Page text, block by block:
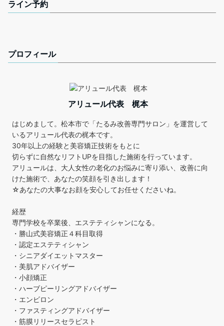
ライン予約
プロフィール
アリュール代表 梶本
はじめまして。松本市で「たるみ改善専門サロン」を運営して
いるアリュール代表の梶本です。
30年以上の経験と美容矯正技術をもとに
切らずに自然なリフトUPを目指した施術を行っています。
アリュールは、大人女性の老化のお悩みに寄り添い、改善に向
けた施術で、あなたの笑顔を引き出します！
☆あなたの大事なお顔を安心してお任せくださいね。
経歴
専門学校を卒業後、エステティシャンになる。
・勝山式美容矯正４科目取得
・認定エステティシャン
・シニアダイエットマスター
・美肌アドバイザー
・小顔矯正
・ハーブピーリングアドバイザー
・エンビロン
・ファスティングアドバイザー
・筋膜リリースセラピスト